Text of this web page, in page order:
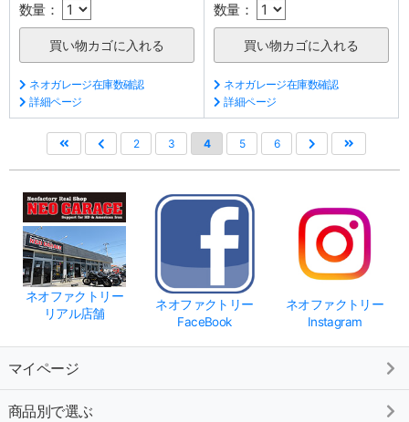
数量：
ネオガレージ在庫数確認
詳細ページ
数量：
ネオガレージ在庫数確認
詳細ページ
2 3 4 5 6
ネオファクトリー
リアル店舗
ネオファクトリー
FaceBook
ネオファクトリー
Instagram
マイページ
商品別で選ぶ